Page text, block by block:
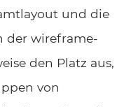
und die
der wireframe-
den Platz aus,
von